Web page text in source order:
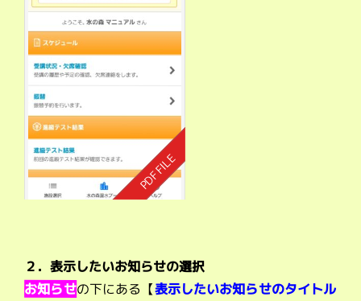
２．表示したいお知らせの選択
お知らせの下にある【表示したいお知らせのタイトル